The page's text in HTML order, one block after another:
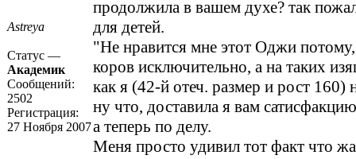
Astreya
Статус —
Академик
Сообщений:
2502
Регистрация:
27 Ноября 2007
продолжила в вашем духе? так
для детей.
"Не нравится мне этот Оджи
коров исключительно, а на таких
как я (42-й отеч. размер и рост 160)
ну что, доставила я вам
а теперь по делу.
Меня просто удивил тот факт что